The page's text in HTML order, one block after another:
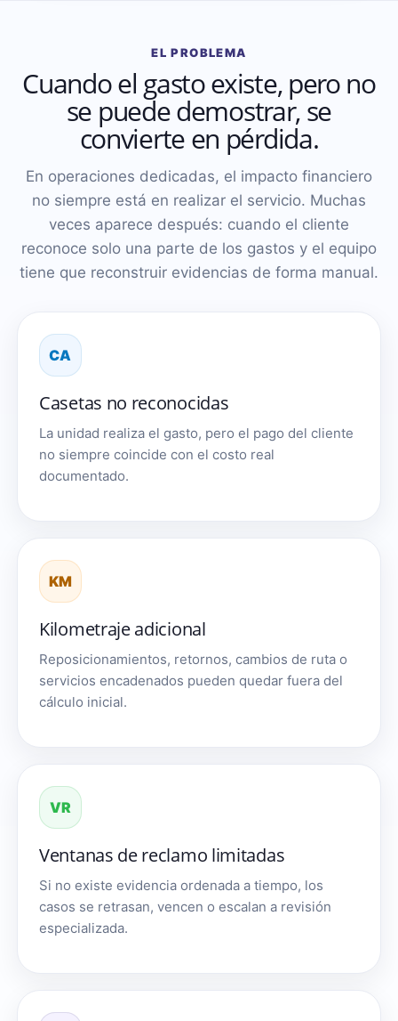
EL PROBLEMA
Cuando el gasto existe, pero no
se puede demostrar, se
convierte en pérdida.
En operaciones dedicadas, el impacto financiero
no siempre está en realizar el servicio. Muchas
veces aparece después: cuando el cliente
reconoce solo una parte de los gastos y el equipo
tiene que reconstruir evidencias de forma manual.
CA
Casetas no reconocidas
La unidad realiza el gasto, pero el pago del cliente
no siempre coincide con el costo real
documentado.
KM
Kilometraje adicional
Reposicionamientos, retornos, cambios de ruta o
servicios encadenados pueden quedar fuera del
cálculo inicial.
VR
Ventanas de reclamo limitadas
Si no existe evidencia ordenada a tiempo, los
casos se retrasan, vencen o escalan a revisión
especializada.